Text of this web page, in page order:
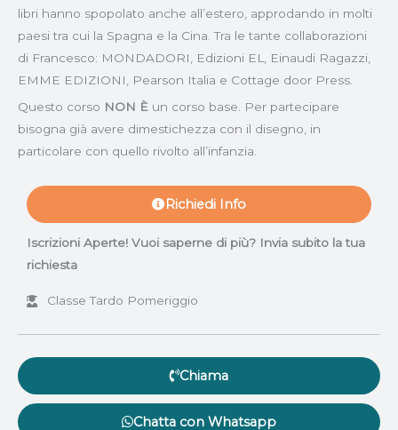
libri hanno spopolato anche all’estero, approdando in molti
paesi tra cui la Spagna e la Cina. Tra le tante collaborazioni
di Francesco: MONDADORI, Edizioni EL, Einaudi Ragazzi,
EMME EDIZIONI, Pearson Italia e Cottage door Press.
Questo corso NON È un corso base. Per partecipare
bisogna già avere dimestichezza con il disegno, in
particolare con quello rivolto all’infanzia.
Richiedi Info
Iscrizioni Aperte! Vuoi saperne di più? Invia subito la tua
richiesta
Classe Tardo Pomeriggio
Chiama
Chatta con Whatsapp